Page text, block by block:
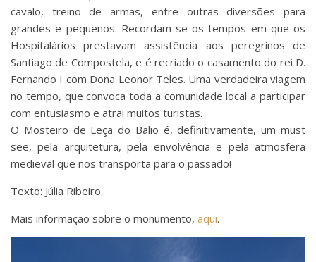
cavalo, treino de armas, entre outras diversões para
grandes e pequenos. Recordam-se os tempos em que os
Hospitalários prestavam assistência aos peregrinos de
Santiago de Compostela, e é recriado o casamento do rei D.
Fernando I com Dona Leonor Teles. Uma verdadeira viagem
no tempo, que convoca toda a comunidade local a participar
com entusiasmo e atrai muitos turistas.
O Mosteiro de Leça do Balio é, definitivamente, um must
see, pela arquitetura, pela envolvência e pela atmosfera
medieval que nos transporta para o passado!
Texto: Júlia Ribeiro
Mais informação sobre o monumento, aqui.